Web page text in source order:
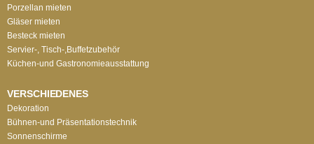
Porzellan mieten
Gläser mieten
Besteck mieten
Servier-, Tisch-,Buffetzubehör
Küchen-und Gastronomieausstattung
VERSCHIEDENES
Dekoration
Bühnen-und Präsentationstechnik
Sonnenschirme